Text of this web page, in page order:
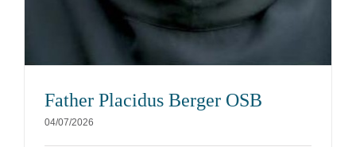
Father Placidus Berger OSB
04/07/2026